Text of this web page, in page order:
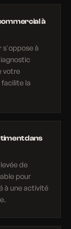
à
s'oppose à
votre
la
dans
de
pour
à une activité